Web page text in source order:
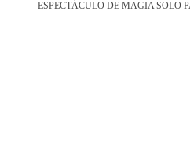
ESPECTÁCULO DE MAGIA SOLO